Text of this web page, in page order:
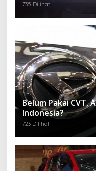
735 Dilihat
Belum Pakai CVT,
Indonesia?
723 Dilihat